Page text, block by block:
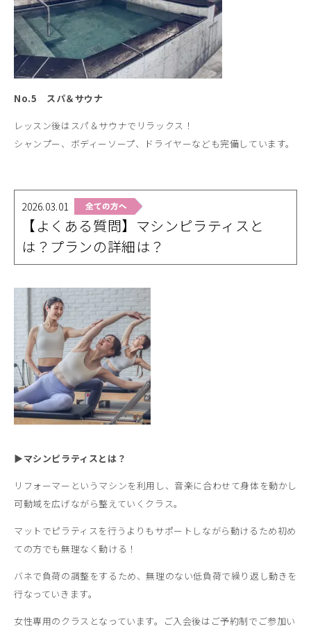
No.5 スパ＆サウナ
レッスン後はスパ＆サウナでリラックス！
シャンプー、ボディーソープ、ドライヤーなども完備しています。
2026.03.01
【よくある質問】マシンピラティスと
は？プランの詳細は？
▶マシンピラティスとは？
リフォーマーというマシンを利用し、音楽に合わせて身体を動かし
可動域を広げながら整えていくクラス。
マットでピラティスを行うよりもサポートしながら動けるため初め
ての方でも無理なく動ける！
バネで負荷の調整をするため、無理のない低負荷で繰り返し動きを
行なっていきます。
女性専用のクラスとなっています。ご入会後はご予約制でご参加い